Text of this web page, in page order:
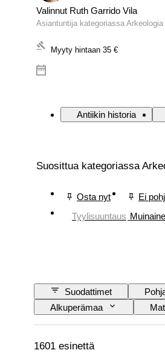
Valinnut Ruth Garrido Vila
Asiantuntija kategoriassa Arkeologia
Myyty hintaan 35 €
Antiikin historia
Suosittua kategoriassa
Osta nyt Ei
Tyylisuuntaus
Suodattimet
Alkuperämaa
Allekirjoitus
Väri
1601 esinettä